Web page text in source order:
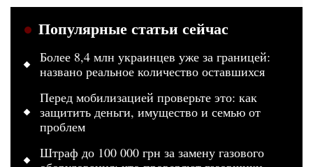
Популярные статьи сейчас
Более 8,4 млн украинцев уже за границей:
названо реальное количество оставшихся
Перед мобилизацией проверьте это: как
защитить деньги, имущество и семью от
проблем
Штраф до 100 000 грн за замену газового